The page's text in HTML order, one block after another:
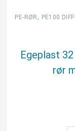
PE-RØR , PE100
Egeplast
rør